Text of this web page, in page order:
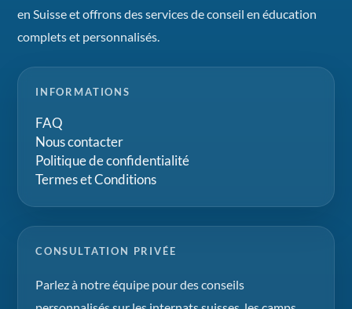
en Suisse et offrons des services de conseil en éducation
complets et personnalisés.
INFORMATIONS
FAQ
Nous contacter
Politique de confidentialité
Termes et Conditions
CONSULTATION PRIVÉE
Parlez à notre équipe pour des conseils